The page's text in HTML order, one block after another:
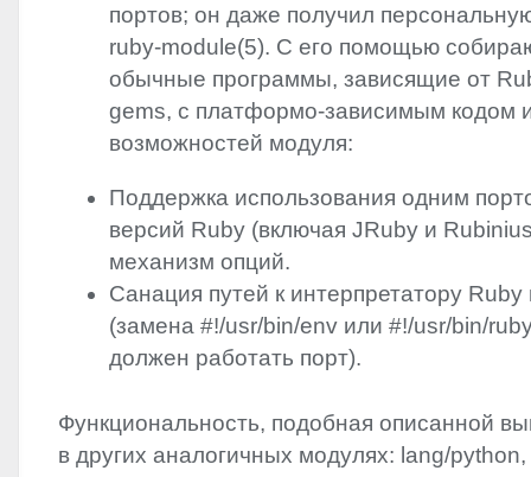
портов; он даже получил
ruby-module(5). С его помощью
обычные программы, зависящие от
gems, с платформо-зависимым кодом
возможностей модуля:
Поддержка использования одним
версий Ruby (включая JRuby и
механизм опций.
Санация путей к интерпретатору Ruby
(замена #!/usr/bin/env или #!/usr/bin/
должен работать порт).
Функциональность, подобная описанной
в других аналогичных модулях: lang/